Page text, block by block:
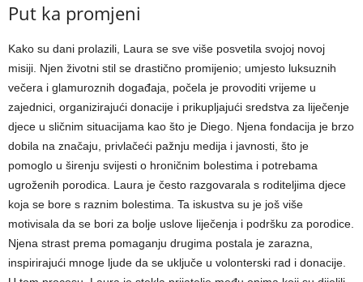
Put ka promjeni
Kako su dani prolazili, Laura se sve više posvetila svojoj novoj
misiji. Njen životni stil se drastično promijenio; umjesto luksuznih
večera i glamuroznih događaja, počela je provoditi vrijeme u
zajednici, organizirajući donacije i prikupljajući sredstva za liječenje
djece u sličnim situacijama kao što je Diego. Njena fondacija je brzo
dobila na značaju, privlačeći pažnju medija i javnosti, što je
pomoglo u širenju svijesti o hroničnim bolestima i potrebama
ugroženih porodica. Laura je često razgovarala s roditeljima djece
koja se bore s raznim bolestima. Ta iskustva su je još više
motivisala da se bori za bolje uslove liječenja i podršku za porodice.
Njena strast prema pomaganju drugima postala je zarazna,
inspirirajući mnoge ljude da se uključe u volonterski rad i donacije.